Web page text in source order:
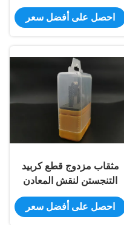
التنجستن
احصل على أفضل سعر
مثقاب مزدوج قطع كربيد
التنجستن لنقش المعادن
احصل على أفضل سعر